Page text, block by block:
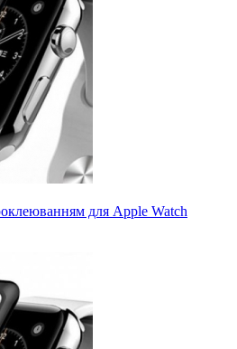
для Apple Watch